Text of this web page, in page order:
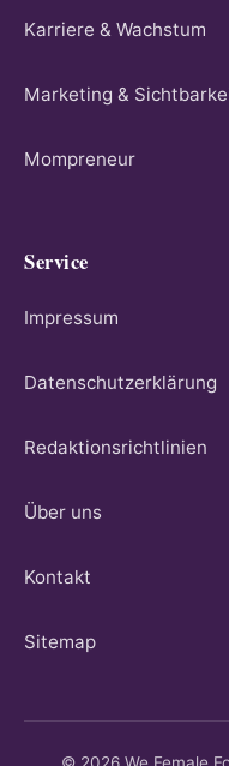
Karriere & Wachstum
Marketing &
Mompreneur
Service
Impressum
Datenschutzerklärung
Redaktionsrichtlinien
Über uns
Kontakt
Sitemap